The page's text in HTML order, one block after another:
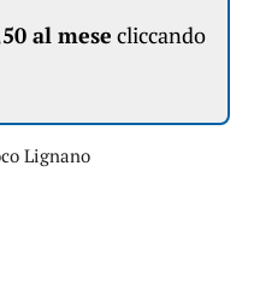
al mese cliccando
Lignano